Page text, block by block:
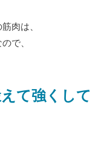
肉は、
で、
て強くして